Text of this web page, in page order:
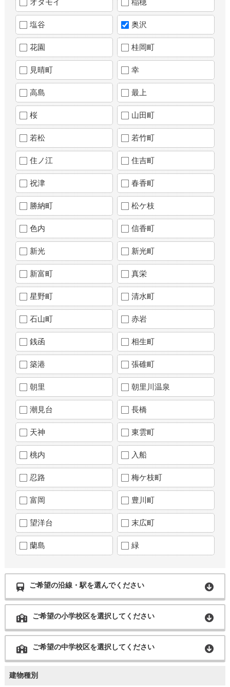
オタモイ 稲穂
塩谷 奥沢
花園 桂岡町
見晴町 幸
高島 最上
桜 山田町
若松 若竹町
住ノ江 住吉町
祝津 春香町
勝納町 松ケ枝
色内 信香町
新光 新光町
新富町 真栄
星野町 清水町
石山町 赤岩
銭函 相生町
築港 張碓町
朝里 朝里川温泉
潮見台 長橋
天神 東雲町
桃内 入船
忍路 梅ケ枝町
富岡 豊川町
望洋台 末広町
蘭島 緑
ご希望の沿線・駅を選んでください
ご希望の小学校区を選択してください
ご希望の中学校区を選択してください
建物種別